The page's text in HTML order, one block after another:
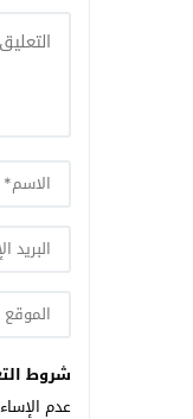
شروط
عدم